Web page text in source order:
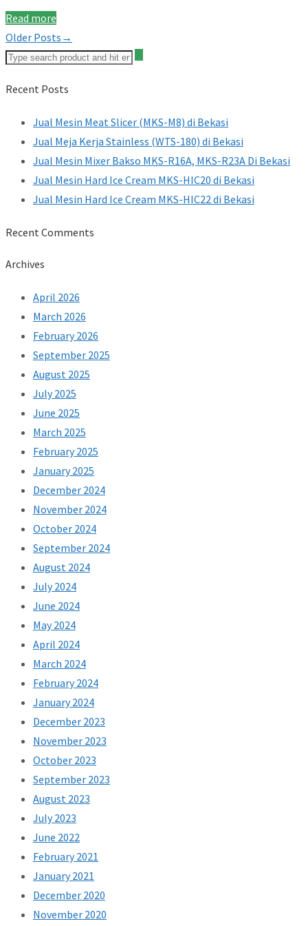
Read more
Older Posts→
Recent Posts
Jual Mesin Meat Slicer (MKS-M8) di Bekasi
Jual Meja Kerja Stainless (WTS-180) di Bekasi
Jual Mesin Mixer Bakso MKS-R16A, MKS-R23A Di Bekasi
Jual Mesin Hard Ice Cream MKS-HIC20 di Bekasi
Jual Mesin Hard Ice Cream MKS-HIC22 di Bekasi
Recent Comments
Archives
April 2026
March 2026
February 2026
September 2025
August 2025
July 2025
June 2025
March 2025
February 2025
January 2025
December 2024
November 2024
October 2024
September 2024
August 2024
July 2024
June 2024
May 2024
April 2024
March 2024
February 2024
January 2024
December 2023
November 2023
October 2023
September 2023
August 2023
July 2023
June 2022
February 2021
January 2021
December 2020
November 2020